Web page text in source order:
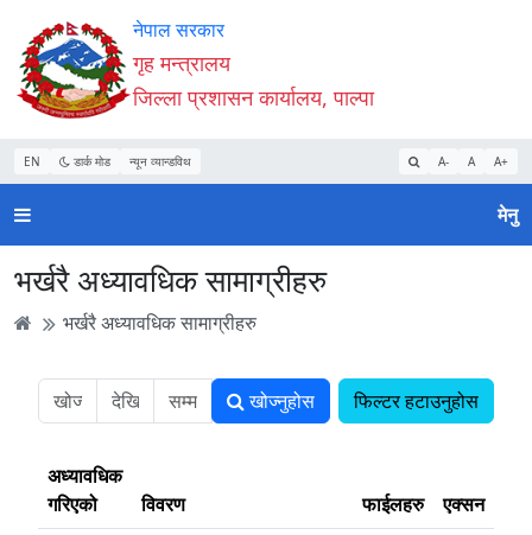
Accessibility
Mode
सुरु
गर्नुहोस्
सामाग्री
पढ्नुहाेस्
नेभिगेसन
पढ्नुहाेस्
वेबसाइट
खोजमा
जानुहोस्
नेपाल सरकार
गृह मन्त्रालय
जिल्ला प्रशासन कार्यालय, पाल्पा
EN डार्क मोड न्यून व्यान्डविथ A- A A+
मेनु
भर्खरै अध्यावधिक सामाग्रीहरु
भर्खरै अध्यावधिक सामाग्रीहरु
खोज्नुहोस फिल्टर हटाउनुहोस
अध्यावधिक
गरिएको
विवरण फाईलहरु एक्सन